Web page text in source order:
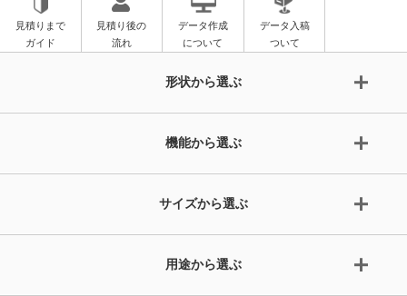
見積りまで
ガイド
見積り後の
流れ
データ作成
について
データ入稿
ついて
形状から選ぶ
機能から選ぶ
サイズから選ぶ
用途から選ぶ